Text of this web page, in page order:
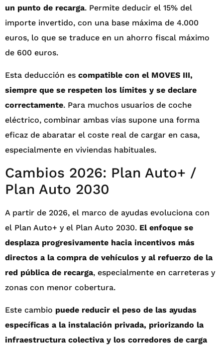
un punto de recarga. Permite deducir el 15% del
importe invertido, con una base máxima de 4.000
euros, lo que se traduce en un ahorro fiscal máximo
de 600 euros.
Esta deducción es compatible con el MOVES III,
siempre que se respeten los límites y se declare
correctamente. Para muchos usuarios de coche
eléctrico, combinar ambas vías supone una forma
eficaz de abaratar el coste real de cargar en casa,
especialmente en viviendas habituales.
Cambios 2026: Plan Auto+ /
Plan Auto 2030
A partir de 2026, el marco de ayudas evoluciona con
el Plan Auto+ y el Plan Auto 2030. El enfoque se
desplaza progresivamente hacia incentivos más
directos a la compra de vehículos y al refuerzo de la
red pública de recarga, especialmente en carreteras y
zonas con menor cobertura.
Este cambio puede reducir el peso de las ayudas
específicas a la instalación privada, priorizando la
infraestructura colectiva y los corredores de carga